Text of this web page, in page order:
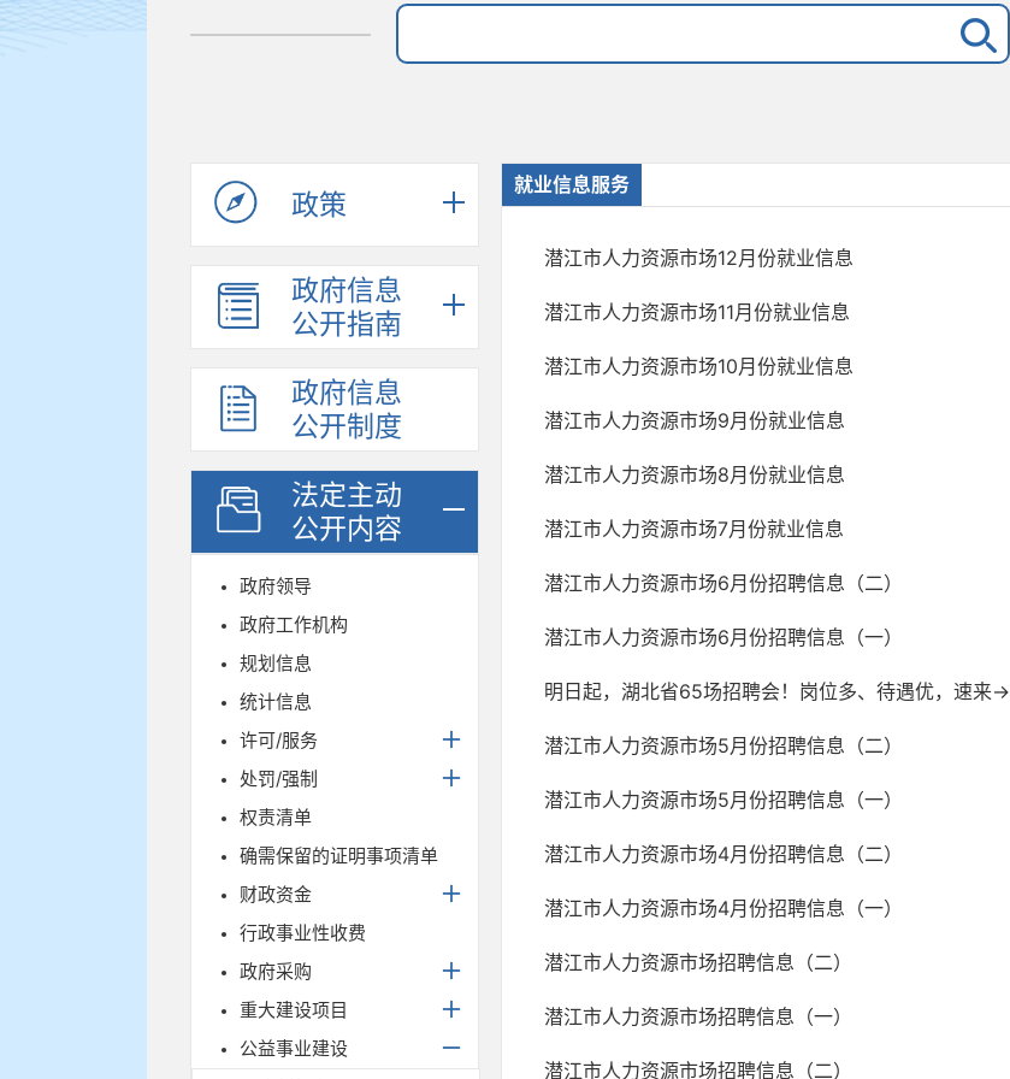
政策
政府信息
公开指南
政府信息
公开制度
法定主动
公开内容
政府领导
政府工作机构
规划信息
统计信息
许可/服务
处罚/强制
权责清单
确需保留的证明事项清单
财政资金
行政事业性收费
政府采购
重大建设项目
公益事业建设
就业信息服务
潜江市人力资源市场12月份就业信息
潜江市人力资源市场11月份就业信息
潜江市人力资源市场10月份就业信息
潜江市人力资源市场9月份就业信息
潜江市人力资源市场8月份就业信息
潜江市人力资源市场7月份就业信息
潜江市人力资源市场6月份招聘信息（二）
潜江市人力资源市场6月份招聘信息（一）
明日起，湖北省65场招聘会！岗位多、待遇优，速来→
潜江市人力资源市场5月份招聘信息（二）
潜江市人力资源市场5月份招聘信息（一）
潜江市人力资源市场4月份招聘信息（二）
潜江市人力资源市场4月份招聘信息（一）
潜江市人力资源市场招聘信息（二）
潜江市人力资源市场招聘信息（一）
潜江市人力资源市场招聘信息（二）